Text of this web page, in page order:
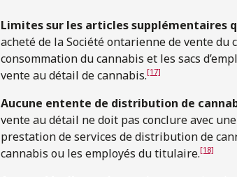
Limites sur les articles supplémentaires
acheté de la Société ontarienne de vente du
consommation du cannabis et les sacs
vente au détail de cannabis.[17]
Aucune entente de distribution de
vente au détail ne doit pas conclure avec
prestation de services de distribution de
cannabis ou les employés du titulaire.[18]